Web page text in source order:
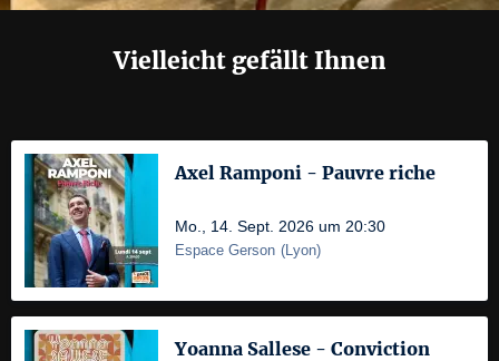
Vielleicht gefällt Ihnen
Axel Ramponi - Pauvre riche
Mo., 14. Sept. 2026 um 20:30
Espace Gerson (Lyon)
Yoanna Sallese - Conviction